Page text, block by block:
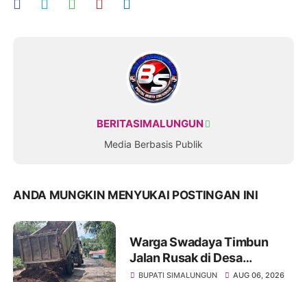
BERITASIMALUNGUN
Media Berbasis Publik
ANDA MUNGKIN MENYUKAI POSTINGAN INI
Warga Swadaya Timbun
Jalan Rusak di Desa
Sibangun Mariah, Harapkan
BUPATI SIMALUNGUN AUG 06, 2026